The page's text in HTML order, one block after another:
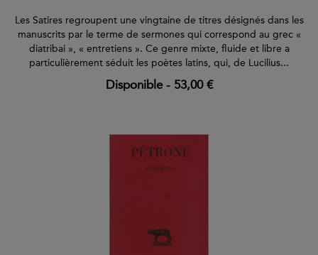
Les Satires regroupent une vingtaine de titres désignés dans les
manuscrits par le terme de sermones qui correspond au grec «
diatribai », « entretiens ». Ce genre mixte, fluide et libre a
particulièrement séduit les poètes latins, qui, de Lucilius...
Disponible- 53,00 €